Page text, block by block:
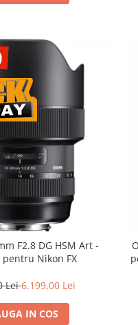
F2.8 DG HSM Art -
Nikon FX
Lei6.199,00 Lei
IN COS